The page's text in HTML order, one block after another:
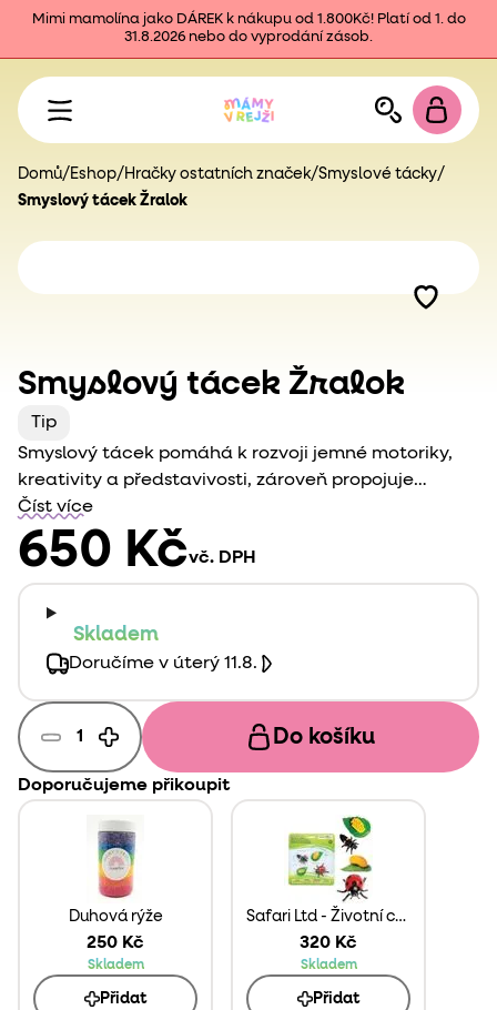
Mimi mamolína jako DÁREK k nákupu od 1.800Kč! Platí od 1. do
31.8.2026 nebo do vyprodání zásob.
Domů/ Eshop/ Hračky ostatních značek/Smyslové tácky/
Smyslový tácek Žralok
Smyslový tácek Žralok
Tip
Smyslový tácek pomáhá k rozvoji jemné motoriky,
kreativity a představivosti, zároveň propojuje
dětskou hru s přírodou.
Číst více
650 Kčvč. DPH
Skladem
Doručíme v úterý 11.8.
Do košíku
Doporučujeme přikoupit
Duhová rýže
250 Kč
Skladem
Přidat
Safari Ltd - Životní cyklus - Beruška
320 Kč
Skladem
Přidat